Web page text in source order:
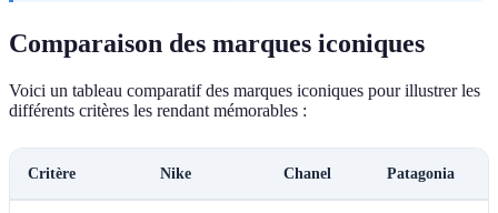
Comparaison des marques iconiques
Voici un tableau comparatif des marques iconiques pour illustrer les
différents critères les rendant mémorables :
Critère Nike Chanel Patagonia